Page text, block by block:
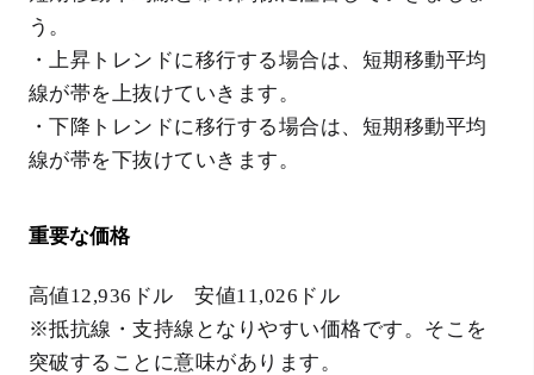
う。
・上昇トレンドに移行する場合は、短期移動平均
線が帯を上抜けていきます。
・下降トレンドに移行する場合は、短期移動平均
線が帯を下抜けていきます。
重要な価格
高値12,936ドル 安値11,026ドル
※抵抗線・支持線となりやすい価格です。そこを
突破することに意味があります。